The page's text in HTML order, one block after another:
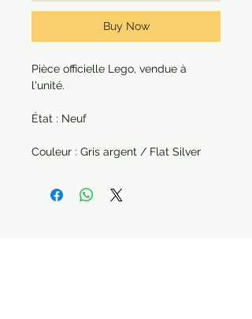
Buy Now
Pièce officielle Lego, vendue à
l'unité.
État : Neuf
Couleur : Gris argent / Flat Silver